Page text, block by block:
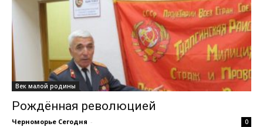
Век малой родины
Рождённая революцией
Черноморье Сегодня - 0